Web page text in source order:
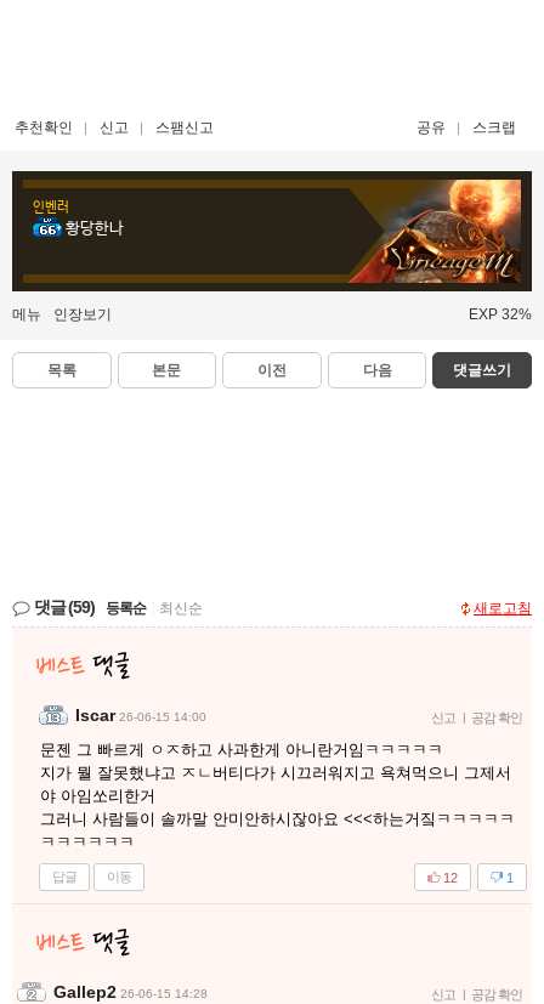
추천확인 신고 스팸신고 공유 스크랩
인벤러
황당한나
메뉴 인장보기 EXP 32%
목록 본문 이전 다음 댓글쓰기
댓글(59) 등록순 최신순 새로고침
Iscar 26-06-15 14:00 신고 | 공감 확인
문젠 그 빠르게 ㅇㅈ하고 사과한게 아니란거임ㅋㅋㅋㅋㅋ
지가 뭘 잘못했냐고 ㅈㄴ버티다가 시끄러워지고 욕쳐먹으니 그제서
야 아임쏘리한거
그러니 사람들이 솔까말 안미안하시잖아요 <<<하는거짘ㅋㅋㅋㅋㅋ
ㅋㅋㅋㅋㅋㅋ
답글 이동 1
12
Gallep2 26-06-15 14:28 신고 | 공감 확인